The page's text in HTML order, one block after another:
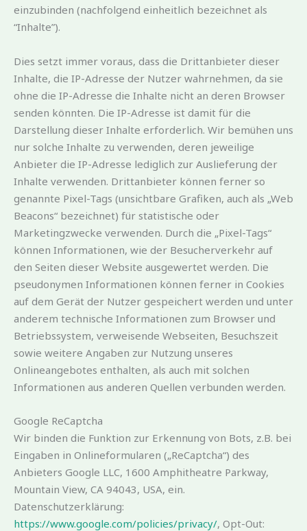
einzubinden (nachfolgend einheitlich bezeichnet als
“Inhalte”).
Dies setzt immer voraus, dass die Drittanbieter dieser
Inhalte, die IP-Adresse der Nutzer wahrnehmen, da sie
ohne die IP-Adresse die Inhalte nicht an deren Browser
senden könnten. Die IP-Adresse ist damit für die
Darstellung dieser Inhalte erforderlich. Wir bemühen uns
nur solche Inhalte zu verwenden, deren jeweilige
Anbieter die IP-Adresse lediglich zur Auslieferung der
Inhalte verwenden. Drittanbieter können ferner so
genannte Pixel-Tags (unsichtbare Grafiken, auch als „Web
Beacons“ bezeichnet) für statistische oder
Marketingzwecke verwenden. Durch die „Pixel-Tags“
können Informationen, wie der Besucherverkehr auf
den Seiten dieser Website ausgewertet werden. Die
pseudonymen Informationen können ferner in Cookies
auf dem Gerät der Nutzer gespeichert werden und unter
anderem technische Informationen zum Browser und
Betriebssystem, verweisende Webseiten, Besuchszeit
sowie weitere Angaben zur Nutzung unseres
Onlineangebotes enthalten, als auch mit solchen
Informationen aus anderen Quellen verbunden werden.
Google ReCaptcha
Wir binden die Funktion zur Erkennung von Bots, z.B. bei
Eingaben in Onlineformularen („ReCaptcha“) des
Anbieters Google LLC, 1600 Amphitheatre Parkway,
Mountain View, CA 94043, USA, ein.
Datenschutzerklärung:
https://www.google.com/policies/privacy/, Opt-Out: